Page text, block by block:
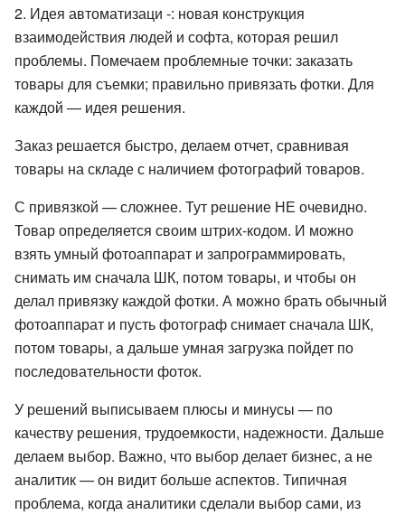
2. Идея автоматизаци -: новая конструкция
взаимодействия людей и софта, которая решил
проблемы. Помечаем проблемные точки: заказать
товары для съемки; правильно привязать фотки. Для
каждой — идея решения.
Заказ решается быстро, делаем отчет, сравнивая
товары на складе с наличием фотографий товаров.
С привязкой — сложнее. Тут решение НЕ очевидно.
Товар определяется своим штрих-кодом. И можно
взять умный фотоаппарат и запрограммировать,
снимать им сначала ШК, потом товары, и чтобы он
делал привязку каждой фотки. А можно брать обычный
фотоаппарат и пусть фотограф снимает сначала ШК,
потом товары, а дальше умная загрузка пойдет по
последовательности фоток.
У решений выписываем плюсы и минусы — по
качеству решения, трудоемкости, надежности. Дальше
делаем выбор. Важно, что выбор делает бизнес, а не
аналитик — он видит больше аспектов. Типичная
проблема, когда аналитики сделали выбор сами, из